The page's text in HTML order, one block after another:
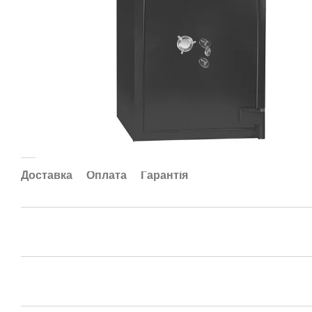
Доставка Оплата Гарантія